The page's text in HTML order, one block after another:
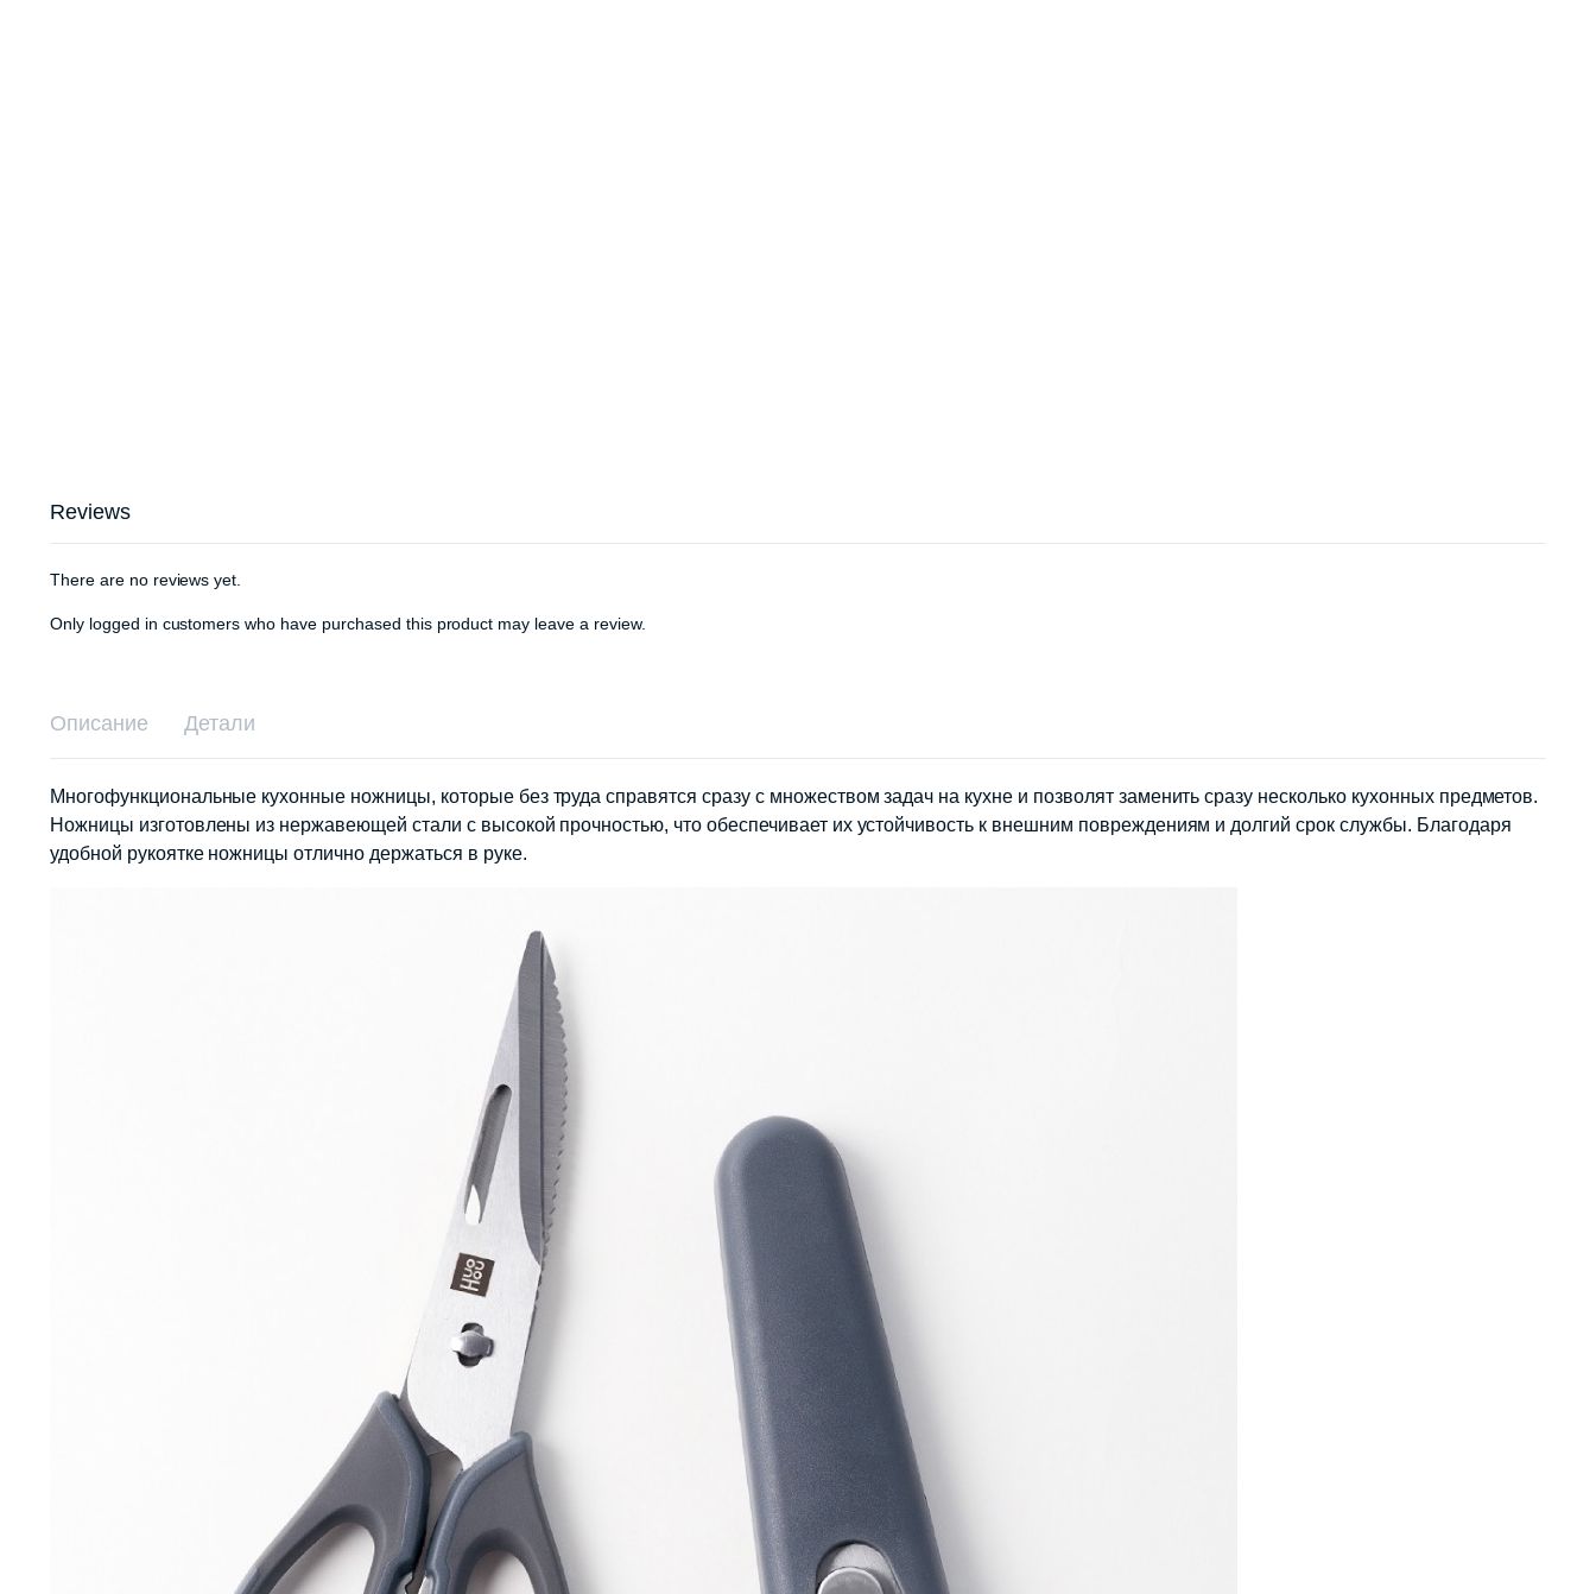
Reviews
There are no reviews yet.
Only logged in customers who have purchased this product may leave a review.
Описание Детали
Mногофункциональные кухонные ножницы, которые без труда справятся сразу с множеством задач на кухне и позволят заменить сразу несколько кухонных предметов.
Ножницы изготовлены из нержавеющей стали с высокой прочностью, что обеспечивает их устойчивость к внешним повреждениям и долгий срок службы. Благодаря
удобной рукоятке ножницы отлично держаться в руке.